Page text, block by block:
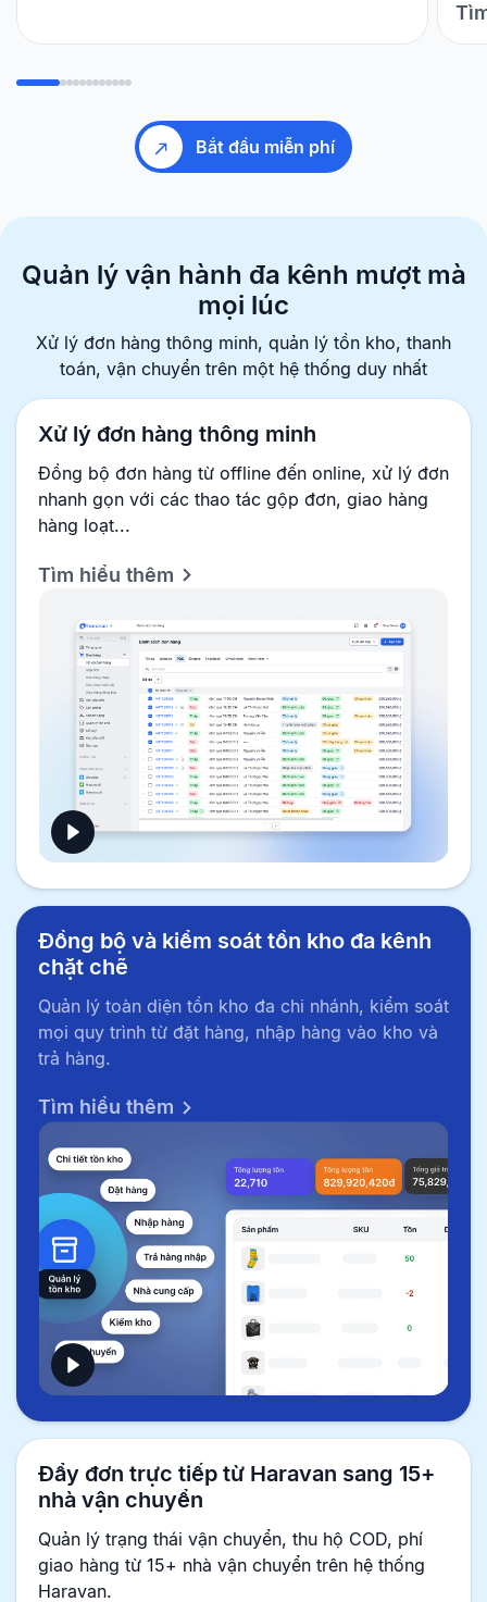
Bắt đầu miễn phí
Quản lý vận hành đa kênh mượt mà
mọi lúc
Xử lý đơn hàng thông minh, quản lý tồn kho, thanh
toán, vận chuyển trên một hệ thống duy nhất
Xử lý đơn hàng thông minh
Đồng bộ đơn hàng từ offline đến online, xử lý đơn
nhanh gọn với các thao tác gộp đơn, giao hàng
hàng loạt...
Tìm hiểu thêm
Đồng bộ và kiểm soát tồn kho đa kênh
chặt chẽ
Quản lý toàn diện tồn kho đa chi nhánh, kiểm soát
mọi quy trình từ đặt hàng, nhập hàng vào kho và
trả hàng.
Tìm hiểu thêm
Đẩy đơn trực tiếp từ Haravan sang 15+
nhà vận chuyển
Quản lý trạng thái vận chuyển, thu hộ COD, phí
giao hàng từ 15+ nhà vận chuyển trên hệ thống
Haravan.